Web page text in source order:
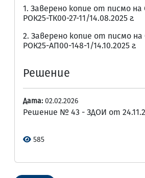
1. Заверено копие от писмо
РОК25-ТК00-27-11/14.08.2025 г.
2. Заверено копие от писмо
РОК25-АП00-148-1/14.10.2025 г.
Решение
Дата: 02.02.2026
Решение № 43 - ЗДОИ от
585